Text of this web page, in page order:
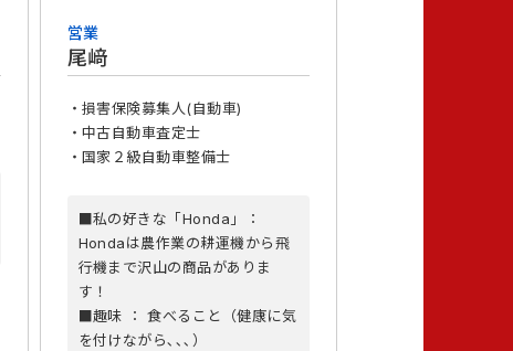
営業
尾﨑
・損害保険募集人(自動車)
・中古自動車査定士
・国家２級自動車整備士
■私の好きな「Honda」：
Hondaは農作業の耕運機から飛
行機まで沢山の商品がありま
す！
■趣味 ： 食べること（健康に気
を付けながら､､､）